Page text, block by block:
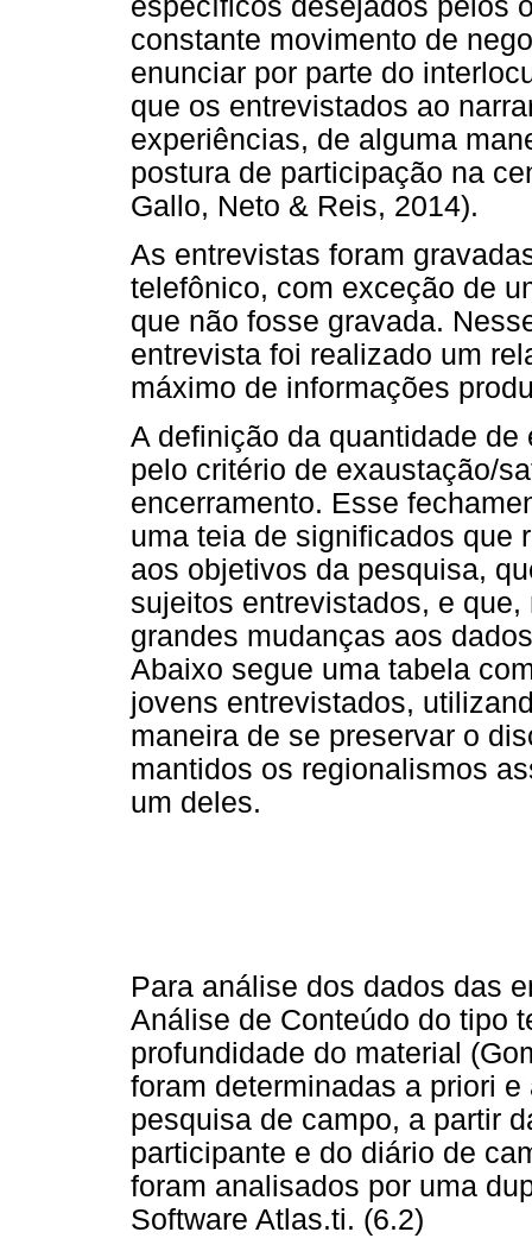
constante movimento de
enunciar por parte do
que os entrevistados ao
experiências, de alguma
postura de participação na
Gallo, Neto & Reis, 2014).
As entrevistas foram
telefônico, com exceção de
que não fosse gravada.
entrevista foi realizado um
máximo de informações
A definição da quantidade
pelo critério de exaustação/
encerramento. Esse
uma teia de significados que
aos objetivos da pesquisa,
sujeitos entrevistados, e
grandes mudanças aos
Abaixo segue uma tabela
jovens entrevistados,
maneira de se preservar o
mantidos os regionalismos
um deles.
Para análise dos dados das
Análise de Conteúdo do tipo
profundidade do material
foram determinadas a priori
pesquisa de campo, a partir
participante e do diário de
foram analisados por uma
Software Atlas.ti. (6.2)